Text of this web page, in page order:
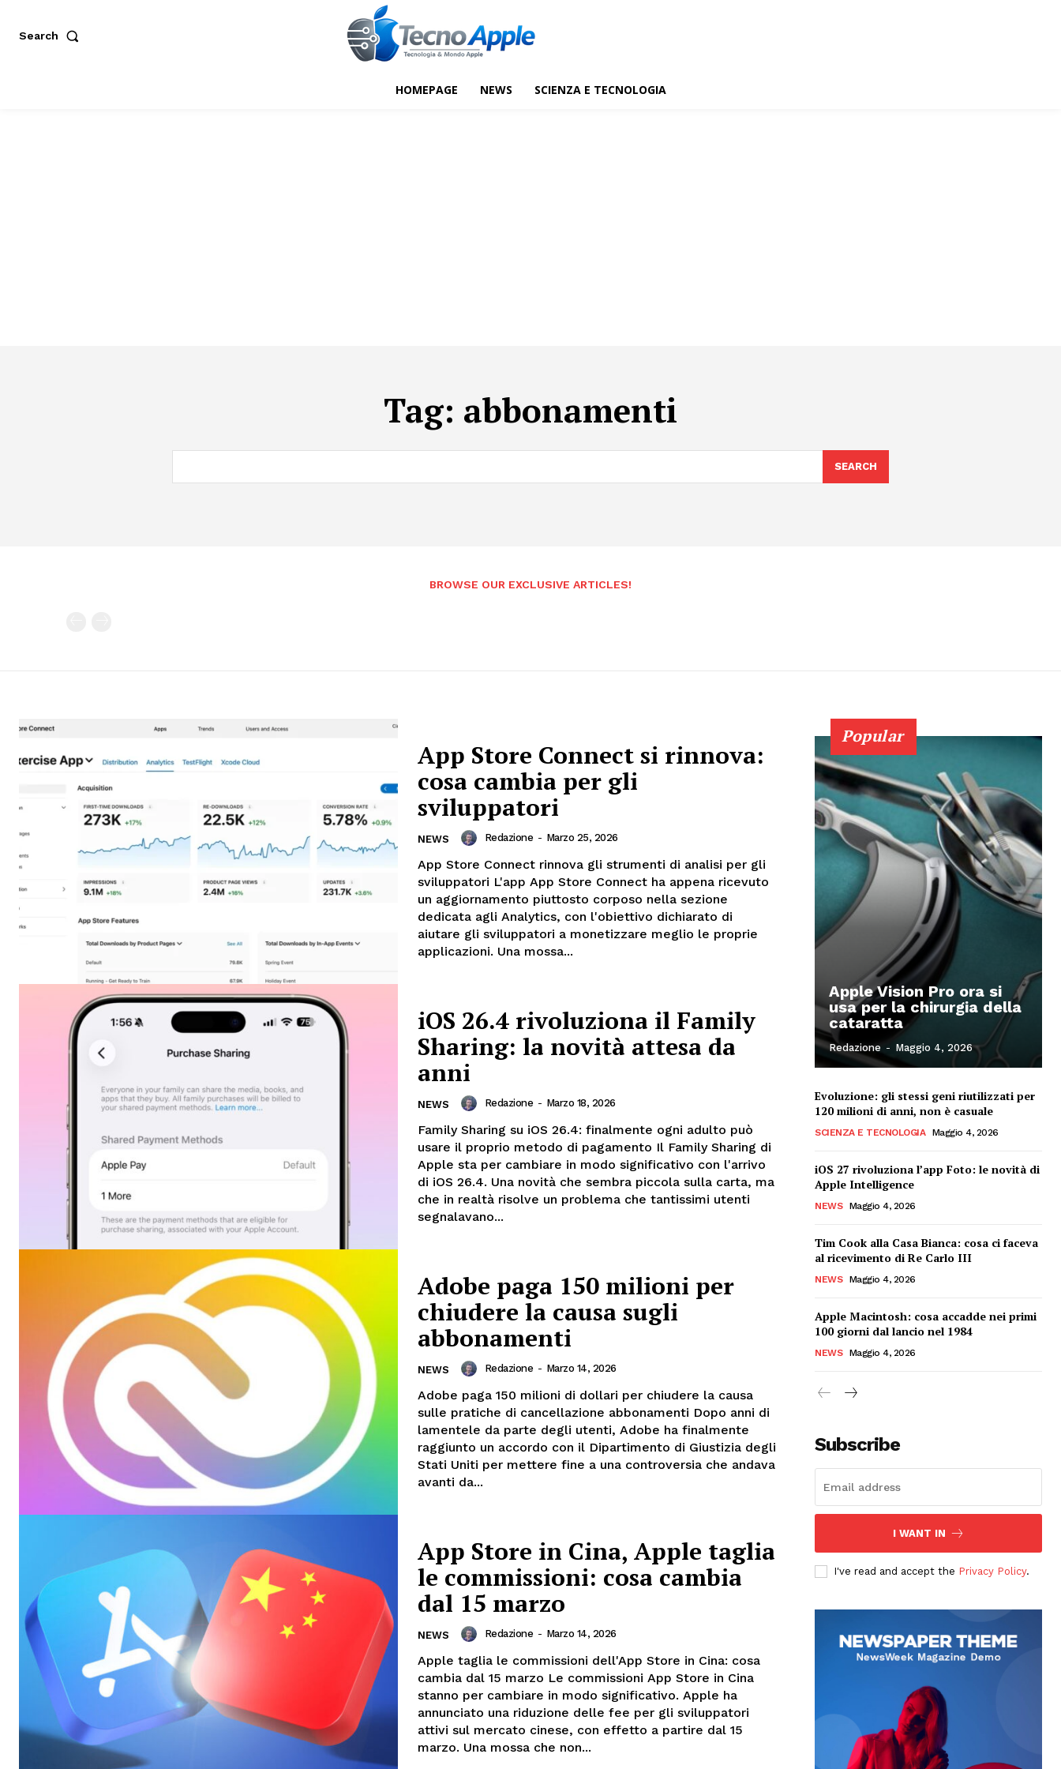
Search
HOMEPAGE NEWS SCIENZA E TECNOLOGIA
Tag: abbonamenti
SEARCH
BROWSE OUR EXCLUSIVE ARTICLES!
App Store Connect si rinnova:
cosa cambia per gli
sviluppatori
NEWS Redazione - Marzo 25, 2026
App Store Connect rinnova gli strumenti di analisi per gli
sviluppatori L'app App Store Connect ha appena ricevuto
un aggiornamento piuttosto corposo nella sezione
dedicata agli Analytics, con l'obiettivo dichiarato di
aiutare gli sviluppatori a monetizzare meglio le proprie
applicazioni. Una mossa...
iOS 26.4 rivoluziona il Family
Sharing: la novità attesa da
anni
NEWS Redazione - Marzo 18, 2026
Family Sharing su iOS 26.4: finalmente ogni adulto può
usare il proprio metodo di pagamento Il Family Sharing di
Apple sta per cambiare in modo significativo con l'arrivo
di iOS 26.4. Una novità che sembra piccola sulla carta, ma
che in realtà risolve un problema che tantissimi utenti
segnalavano...
Adobe paga 150 milioni per
chiudere la causa sugli
abbonamenti
NEWS Redazione - Marzo 14, 2026
Adobe paga 150 milioni di dollari per chiudere la causa
sulle pratiche di cancellazione abbonamenti Dopo anni di
lamentele da parte degli utenti, Adobe ha finalmente
raggiunto un accordo con il Dipartimento di Giustizia degli
Stati Uniti per mettere fine a una controversia che andava
avanti da...
App Store in Cina, Apple taglia
le commissioni: cosa cambia
dal 15 marzo
NEWS Redazione - Marzo 14, 2026
Apple taglia le commissioni dell'App Store in Cina: cosa
cambia dal 15 marzo Le commissioni App Store in Cina
stanno per cambiare in modo significativo. Apple ha
annunciato una riduzione delle fee per gli sviluppatori
attivi sul mercato cinese, con effetto a partire dal 15
marzo. Una mossa che non...
Popular
Apple Vision Pro ora si
usa per la chirurgia della
cataratta
Redazione - Maggio 4, 2026
Evoluzione: gli stessi geni riutilizzati per
120 milioni di anni, non è casuale
SCIENZA E TECNOLOGIA Maggio 4, 2026
iOS 27 rivoluziona l’app Foto: le novità di
Apple Intelligence
NEWS Maggio 4, 2026
Tim Cook alla Casa Bianca: cosa ci faceva
al ricevimento di Re Carlo III
NEWS Maggio 4, 2026
Apple Macintosh: cosa accadde nei primi
100 giorni dal lancio nel 1984
NEWS Maggio 4, 2026
Subscribe
I WANT IN
I've read and accept the Privacy Policy.